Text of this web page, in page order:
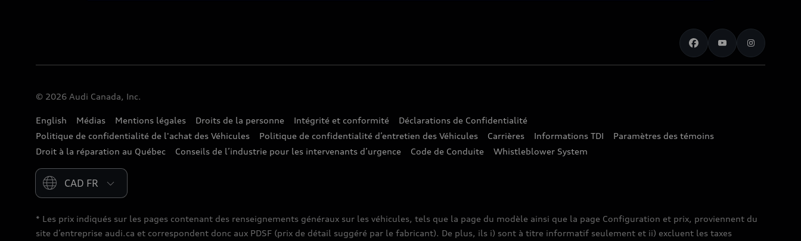
© 2026 Audi Canada, Inc.
English Médias Mentions légales Droits de la personne Intégrité et conformité
Déclarations de Confidentialité
Politique de confidentialité de l'achat des Véhicules
Politique de confidentialité d’entretien des Véhicules Carrières Informations TDI
Paramètres des témoins
Droit à la réparation au Québec
Conseils de l’industrie pour les intervenants d’urgence Code de Conduite Whistleblower System
Please select country
* Les prix indiqués sur les pages contenant des renseignements généraux sur les véhicules, tels que la page du modèle ainsi que la page Configuration et prix, proviennent du
site d’entreprise audi.ca et correspondent donc aux PDSF (prix de détail suggéré par le fabricant). De plus, ils i) sont à titre informatif seulement et ii) excluent les taxes